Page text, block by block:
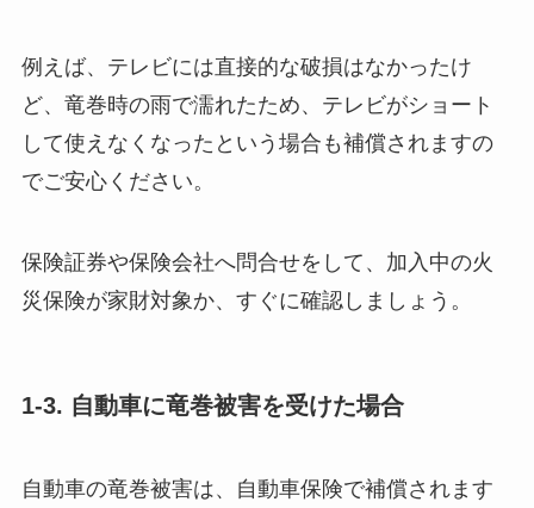
例えば、テレビには直接的な破損はなかったけ
ど、竜巻時の雨で濡れたため、テレビがショート
して使えなくなったという場合も補償されますの
でご安心ください。
保険証券や保険会社へ問合せをして、加入中の火
災保険が家財対象か、すぐに確認しましょう。
1-3. 自動車に竜巻被害を受けた場合
自動車の竜巻被害は、自動車保険で補償されます